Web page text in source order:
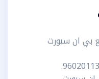
بي ان سبورت